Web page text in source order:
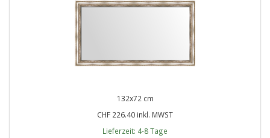
132x72 cm
CHF 226.40 inkl. MWST
Lieferzeit: 4-8 Tage